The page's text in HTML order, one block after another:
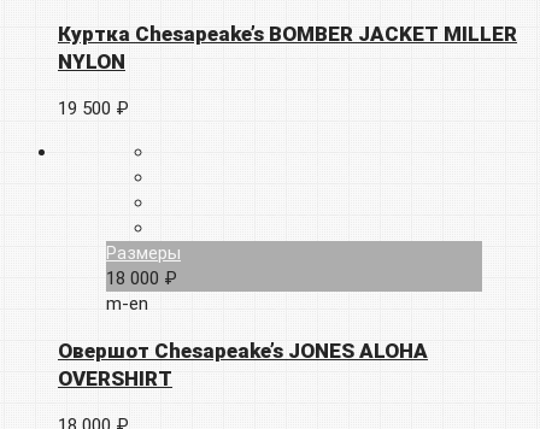
Куртка Chesapeake’s BOMBER JACKET MILLER
NYLON
19 500 ₽
Размеры
18 000 ₽
m-en
Овершот Chesapeake’s JONES ALOHA
OVERSHIRT